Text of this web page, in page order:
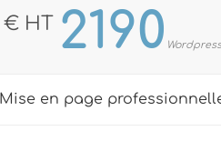
€ HT 2190 Wordpress
Mise en page